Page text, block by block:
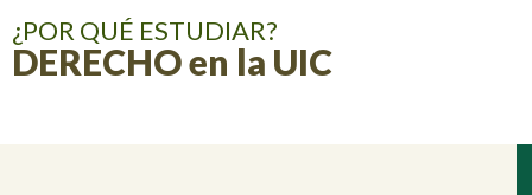
¿POR QUÉ ESTUDIAR?
DERECHO en la UIC